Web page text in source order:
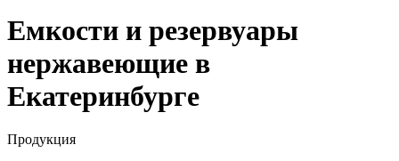
Емкости и резервуары
нержавеющие в
Екатеринбурге
Продукция